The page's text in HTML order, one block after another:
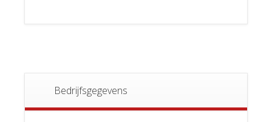
Bedrijfsgegevens